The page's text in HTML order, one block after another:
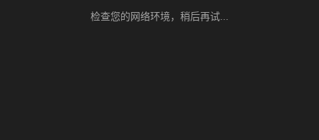
检查您的网络环境，稍后再试...